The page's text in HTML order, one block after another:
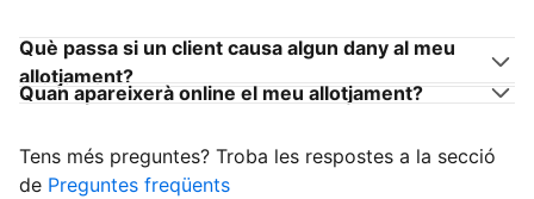
Què passa si un client causa algun dany al meu
allotjament?
Quan apareixerà online el meu allotjament?
Tens més preguntes? Troba les respostes a la secció
de Preguntes freqüents